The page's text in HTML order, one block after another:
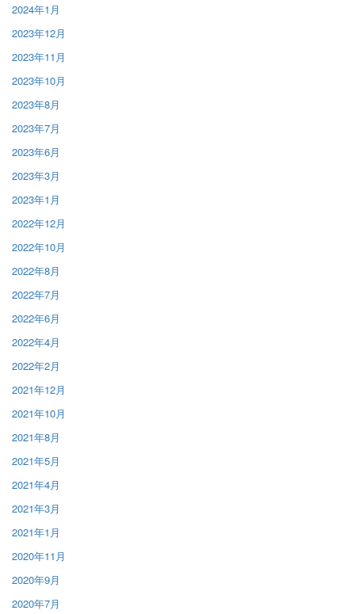
2024年1月
2023年12月
2023年11月
2023年10月
2023年8月
2023年7月
2023年6月
2023年3月
2023年1月
2022年12月
2022年10月
2022年8月
2022年7月
2022年6月
2022年4月
2022年2月
2021年12月
2021年10月
2021年8月
2021年5月
2021年4月
2021年3月
2021年1月
2020年11月
2020年9月
2020年7月